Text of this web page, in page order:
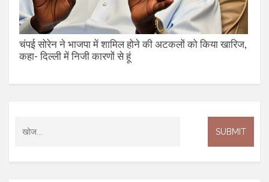
चंपई सोरेन ने भाजपा में शामिल होने की अटकलों को किया खारिज,
कहा- दिल्ली में निजी कारणों से हूं